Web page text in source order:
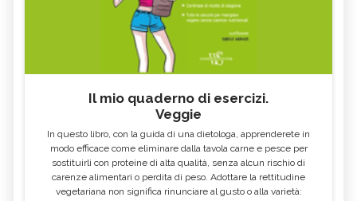
Il mio quaderno di esercizi.
Veggie
In questo libro, con la guida di una dietologa, apprenderete in
modo efficace come eliminare dalla tavola carne e pesce per
sostituirli con proteine di alta qualità, senza alcun rischio di
carenze alimentari o perdita di peso. Adottare la rettitudine
vegetariana non significa rinunciare al gusto o alla varietà: